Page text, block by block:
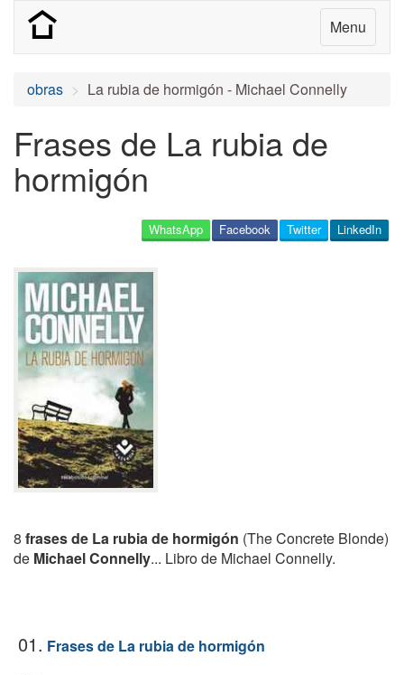
Menu
obras La rubia de hormigón - Michael Connelly
Frases de La rubia de
hormigón
LinkedIn
Twitter
Facebook
WhatsApp
8 frases de La rubia de hormigón (The Concrete Blonde)
de Michael Connelly... Libro de Michael Connelly.
01. Frases de La rubia de hormigón